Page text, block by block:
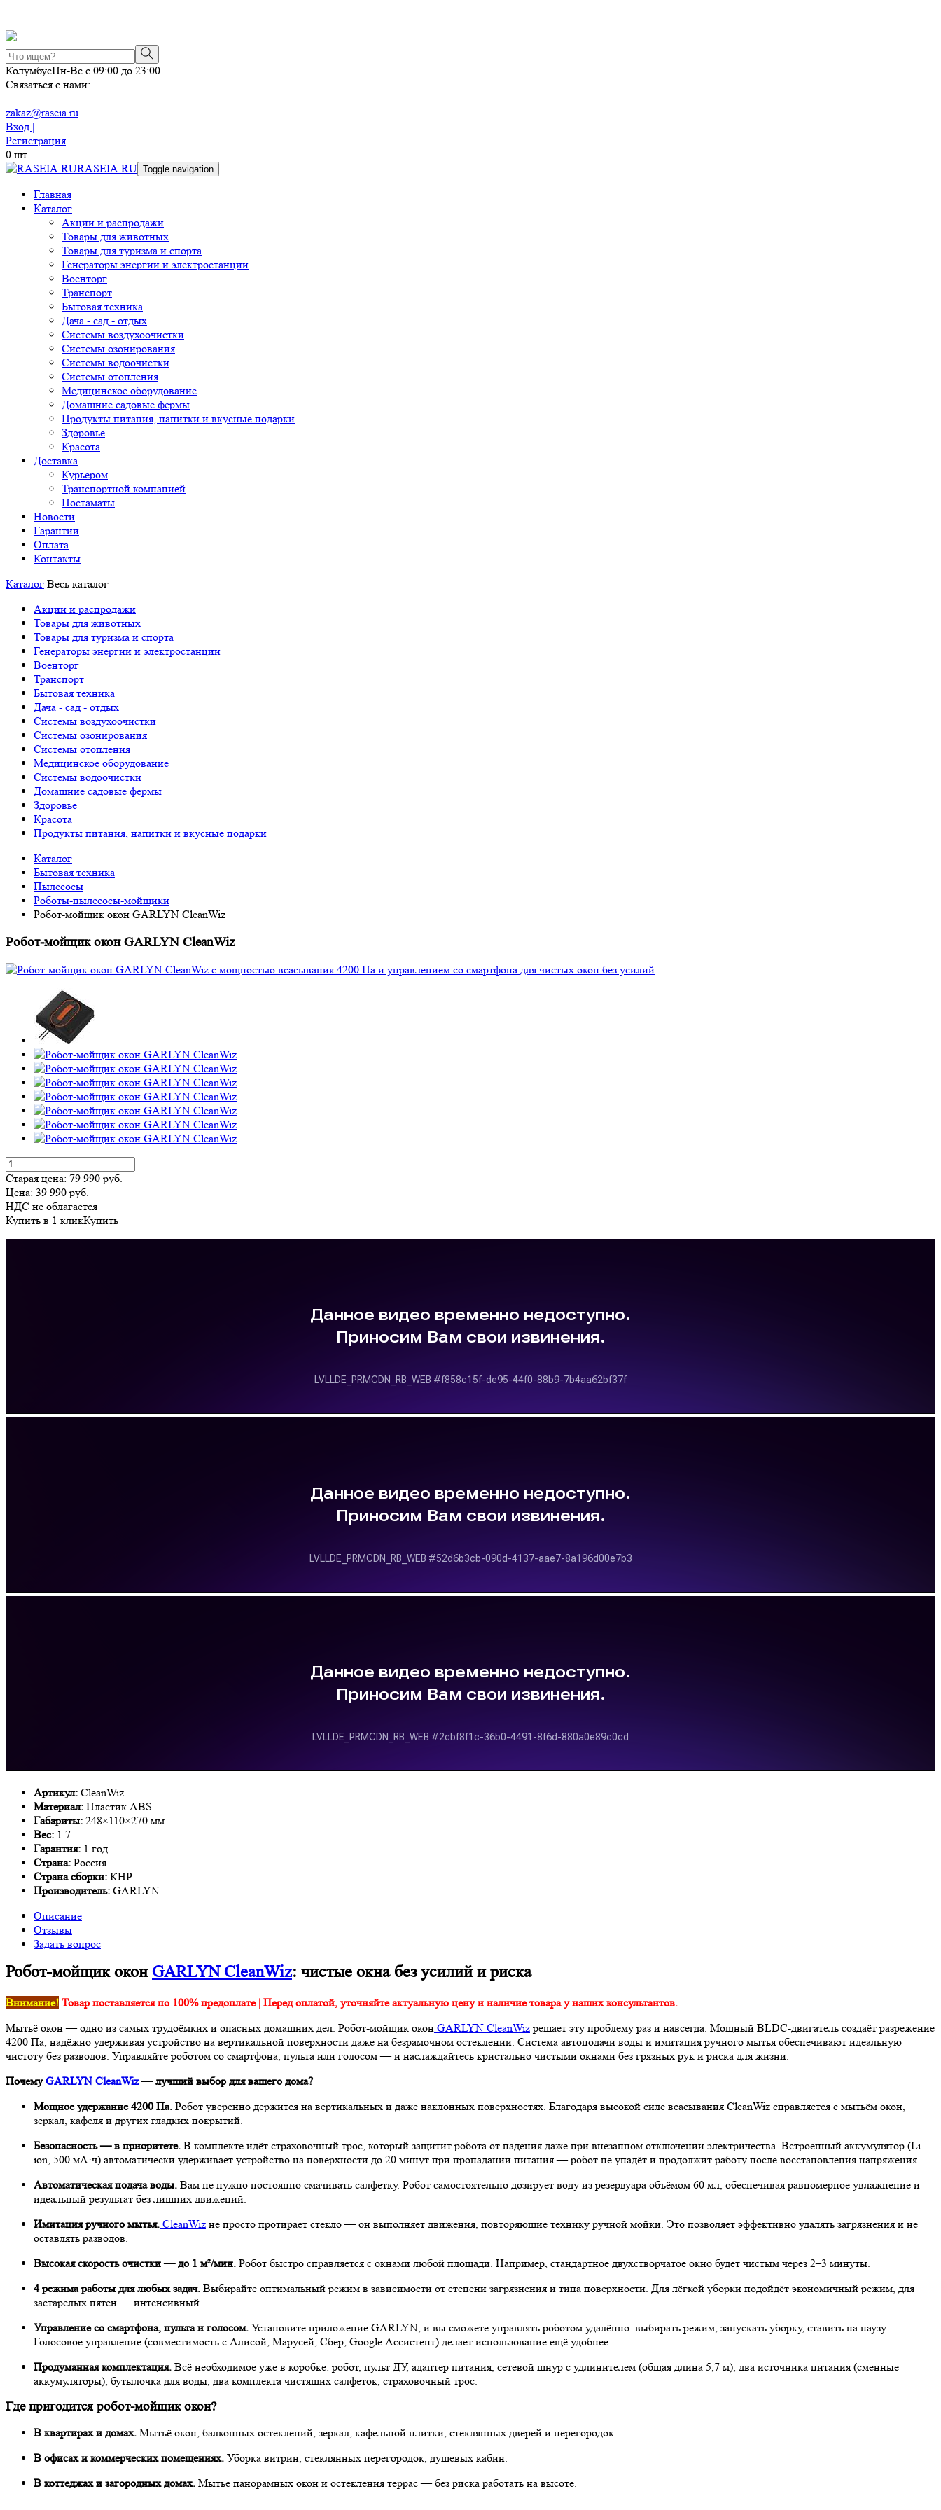
КолумбусПн-Вс с 09:00 до 23:00
Связаться с нами:
zakaz@raseia.ru
Вход |
Регистрация
0 шт.
RASEIA.RU Toggle navigation
Главная
Каталог
Акции и распродажи
Товары для животных
Товары для туризма и спорта
Генераторы энергии и электростанции
Военторг
Транспорт
Бытовая техника
Дача - сад - отдых
Системы воздухоочистки
Системы озонирования
Системы водоочистки
Системы отопления
Медицинское оборудование
Домашние садовые фермы
Продукты питания, напитки и вкусные подарки
Здоровье
Красота
Доставка
Курьером
Транспортной компанией
Постаматы
Новости
Гарантии
Оплата
Контакты
Каталог Весь каталог
Акции и распродажи
Товары для животных
Товары для туризма и спорта
Генераторы энергии и электростанции
Военторг
Транспорт
Бытовая техника
Дача - сад - отдых
Системы воздухоочистки
Системы озонирования
Системы отопления
Медицинское оборудование
Системы водоочистки
Домашние садовые фермы
Здоровье
Красота
Продукты питания, напитки и вкусные подарки
Каталог
Бытовая техника
Пылесосы
Роботы-пылесосы-мойщики
Робот-мойщик окон GARLYN CleanWiz
Робот-мойщик окон GARLYN CleanWiz
Старая цена: 79 990 руб.
Цена: 39 990 руб.
НДС не облагается
Купить в 1 кликКупить
Артикул: CleanWiz
Материал: Пластик ABS
Габариты: 248×110×270 мм.
Вес: 1.7
Гарантия: 1 год
Страна: Россия
Страна сборки: КНР
Производитель: GARLYN
Описание
Отзывы
Задать вопрос
Робот-мойщик оконGARLYN CleanWiz: чистые окна без усилий и риска
Внимание! Товар поставляется по 100% предоплате | Перед оплатой, уточняйте актуальную цену и наличие товара у наших консультантов.
Мытьё окон — одно из самых трудоёмких и опасных домашних дел. Робот-мойщик окон GARLYN CleanWiz решает эту проблему раз и навсегда. Мощный BLDC-двигатель создаёт разрежение
4200 Па, надёжно удерживая устройство на вертикальной поверхности даже на безрамочном остеклении. Система автоподачи воды и имитация ручного мытья обеспечивают идеальную
чистоту без разводов. Управляйте роботом со смартфона, пульта или голосом — и наслаждайтесь кристально чистыми окнами без грязных рук и риска для жизни.
ПочемуGARLYN CleanWiz— лучший выбор для вашего дома?
Мощное удержание 4200 Па. Робот уверенно держится на вертикальных и даже наклонных поверхностях. Благодаря высокой силе всасывания CleanWiz справляется с мытьём окон,
зеркал, кафеля и других гладких покрытий.
Безопасность — в приоритете. В комплекте идёт страховочный трос, который защитит робота от падения даже при внезапном отключении электричества. Встроенный аккумулятор (Li-
ion, 500 мА·ч) автоматически удерживает устройство на поверхности до 20 минут при пропадании питания — робот не упадёт и продолжит работу после восстановления напряжения.
Автоматическая подача воды. Вам не нужно постоянно смачивать салфетку. Робот самостоятельно дозирует воду из резервуара объёмом 60 мл, обеспечивая равномерное увлажнение и
идеальный результат без лишних движений.
Имитация ручного мытья. CleanWiz не просто протирает стекло — он выполняет движения, повторяющие технику ручной мойки. Это позволяет эффективно удалять загрязнения и не
оставлять разводов.
Высокая скорость очистки — до 1 м²/мин. Робот быстро справляется с окнами любой площади. Например, стандартное двухстворчатое окно будет чистым через 2–3 минуты.
4 режима работы для любых задач. Выбирайте оптимальный режим в зависимости от степени загрязнения и типа поверхности. Для лёгкой уборки подойдёт экономичный режим, для
застарелых пятен — интенсивный.
Управление со смартфона, пульта и голосом. Установите приложение GARLYN, и вы сможете управлять роботом удалённо: выбирать режим, запускать уборку, ставить на паузу.
Голосовое управление (совместимость с Алисой, Марусей, Сбер, Google Ассистент) делает использование ещё удобнее.
Продуманная комплектация. Всё необходимое уже в коробке: робот, пульт ДУ, адаптер питания, сетевой шнур с удлинителем (общая длина 5,7 м), два источника питания (сменные
аккумуляторы), бутылочка для воды, два комплекта чистящих салфеток, страховочный трос.
Где пригодится робот-мойщик окон?
В квартирах и домах. Мытьё окон, балконных остеклений, зеркал, кафельной плитки, стеклянных дверей и перегородок.
В офисах и коммерческих помещениях. Уборка витрин, стеклянных перегородок, душевых кабин.
В коттеджах и загородных домах. Мытьё панорамных окон и остекления террас — без риска работать на высоте.
в